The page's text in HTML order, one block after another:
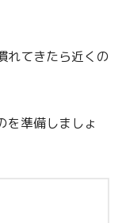
れてきたら近くの
を準備しましょ